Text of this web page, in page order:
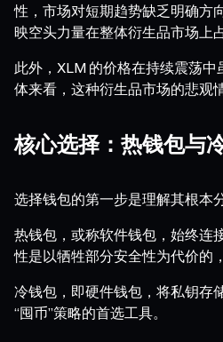
性，市场对短期趋势缺乏明确方
映空头力量在整体衍生品市场上
此外，XLM 的价格在持续震荡
体来看，这种衍生品市场的悲观
核心选择：热钱包与
选择钱包的第一步是理解其根本
热钱包，或称软件钱包，始终连
性是以牺牲部分安全性为代价的
冷钱包，即硬件钱包，将私钥存
“囤币”策略的首选工具。